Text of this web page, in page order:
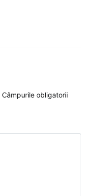
Câmpurile obligatorii